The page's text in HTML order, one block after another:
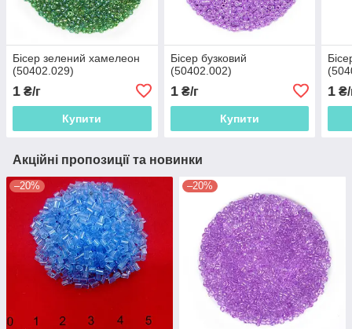
Бісер зелений хамелеон
(50402.029)
1 ₴/г
Купити
Бісер бузковий
(50402.002)
1₴/г
Купити
1 ₴/
Акційні пропозиції та новинки
–20% –20%